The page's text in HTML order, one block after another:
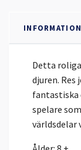
INFORMATION
Detta
djuren.
fantastiska
spelare
världsdelar